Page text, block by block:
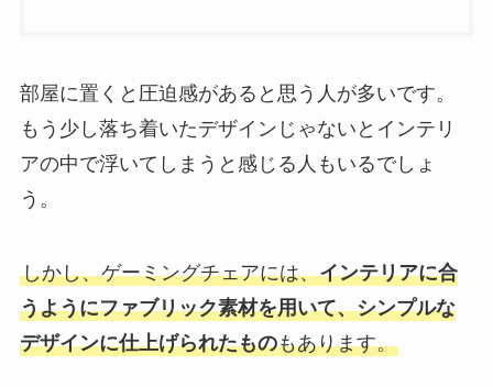
部屋に置くと圧迫感があると思う人が多いです。
もう少し落ち着いたデザインじゃないとインテリ
アの中で浮いてしまうと感じる人もいるでしょ
う。
しかし、ゲーミングチェアには、インテリアに合
うようにファブリック素材を用いて、シンプルな
デザインに仕上げられたものもあります。